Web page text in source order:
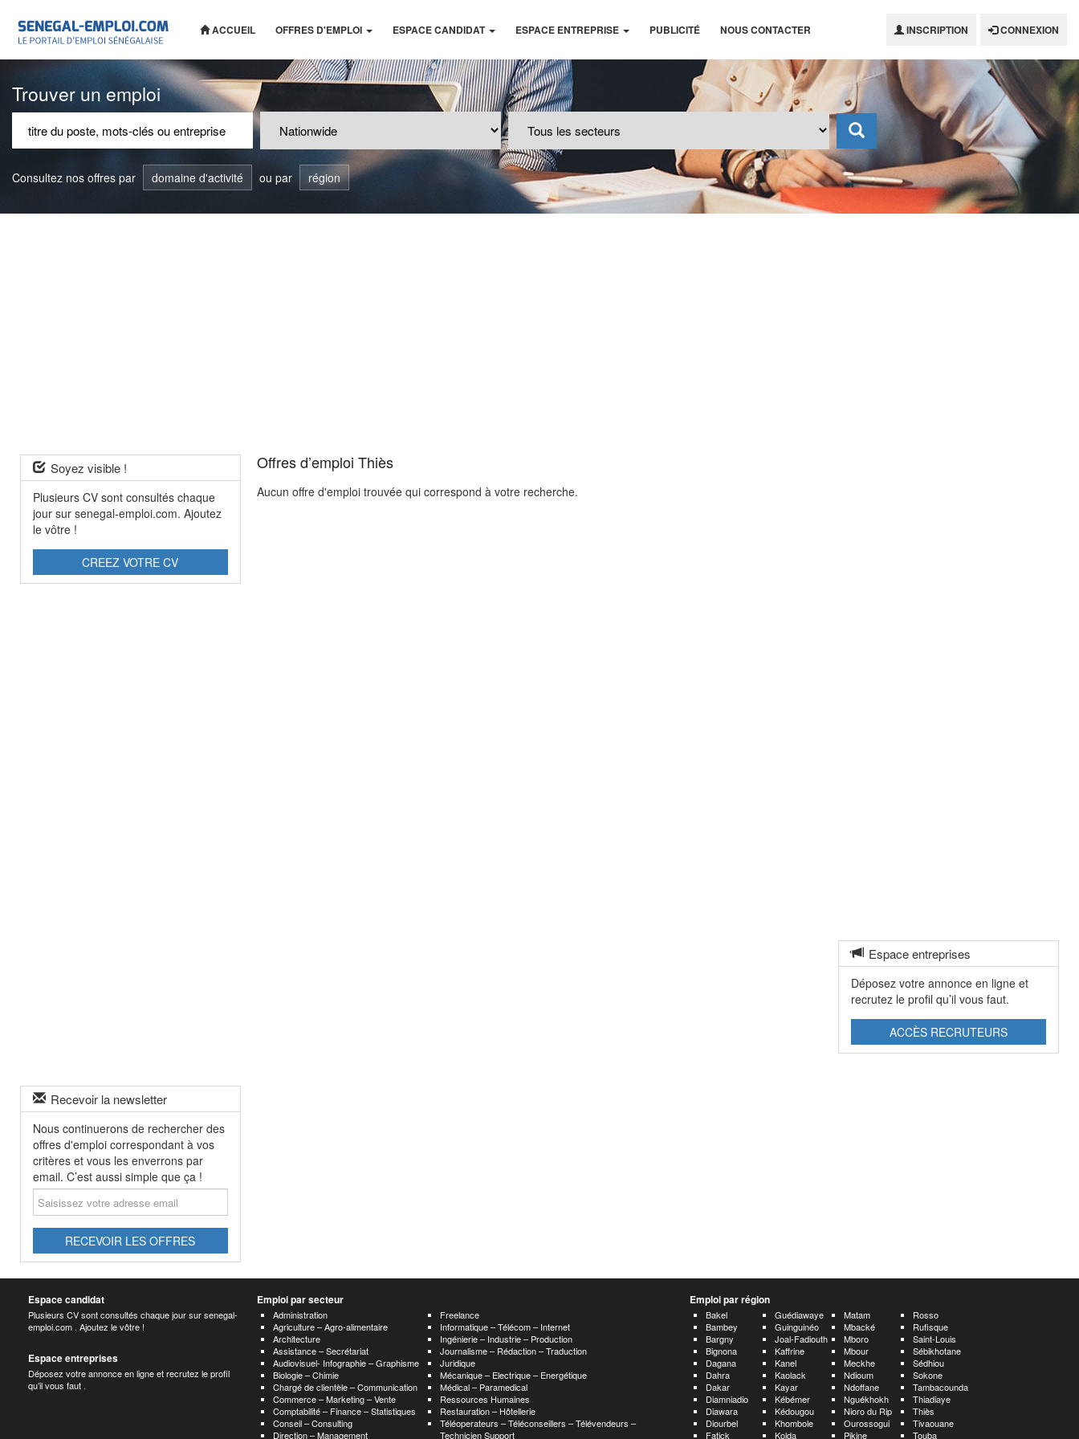
ACCUEIL OFFRES D'EMPLOI ESPACE CANDIDAT ESPACE ENTREPRISE PUBLICITÉ NOUS CONTACTER INSCRIPTION CONNEXION
Trouver un emploi
Consultez nos offres par domaine d'activité ou par région
Soyez visible !
Plusieurs CV sont consultés chaque
jour sur senegal-emploi.com. Ajoutez
le vôtre !
CREEZ VOTRE CV
Recevoir la newsletter
Nous continuerons de rechercher des
offres d'emploi correspondant à vos
critères et vous les enverrons par
email. C’est aussi simple que ça !
Saisissez
votre
adresse
RECEVOIR LES OFFRES
Offres d’emploi Thiès
Aucun offre d'emploi trouvée qui correspond à votre recherche.
Espace entreprises
Déposez votre annonce en ligne et
recrutez le profil qu’il vous faut.
ACCÈS RECRUTEURS
Espace candidat
Plusieurs CV sont consultés chaque jour sur senegal-
emploi.com . Ajoutez le vôtre !
Espace entreprises
Déposez votre annonce en ligne et recrutez le profil
qu’il vous faut .
Emploi par secteur
Administration
Agriculture – Agro-alimentaire
Architecture
Assistance – Secrétariat
Audiovisuel- Infographie – Graphisme
Biologie – Chimie
Chargé de clientèle – Communication
Commerce – Marketing – Vente
Comptabilité – Finance – Statistiques
Conseil – Consulting
Direction – Management
Freelance
Informatique – Télécom – Internet
Ingénierie – Industrie – Production
Journalisme – Rédaction – Traduction
Juridique
Mécanique – Electrique – Energétique
Médical – Paramedical
Ressources Humaines
Restauration – Hôtellerie
Téléoperateurs – Téléconseillers – Télévendeurs –
Technicien Support
Emploi par région
Bakel
Bambey
Bargny
Bignona
Dagana
Dahra
Dakar
Diamniadio
Diawara
Diourbel
Fatick
Guédiawaye
Guinguinéo
Joal-Fadiouth
Kaffrine
Kanel
Kaolack
Kayar
Kébémer
Kédougou
Khombole
Kolda
Matam
Mbacké
Mboro
Mbour
Meckhe
Ndioum
Ndoffane
Nguékhokh
Nioro du Rip
Ourossogui
Pikine
Rosso
Rufisque
Saint-Louis
Sébikhotane
Sédhiou
Sokone
Tambacounda
Thiadiaye
Thiès
Tivaouane
Touba